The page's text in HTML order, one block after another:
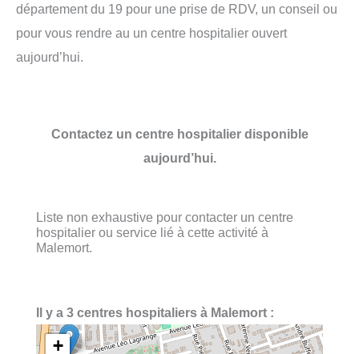
département du 19 pour une prise de RDV, un conseil ou
pour vous rendre au un centre hospitalier ouvert
aujourd’hui.
Contactez un centre hospitalier disponible
aujourd’hui.
Liste non exhaustive pour contacter un centre
hospitalier ou service lié à cette activité à
Malemort.
Il y a 3 centres hospitaliers à Malemort :
+